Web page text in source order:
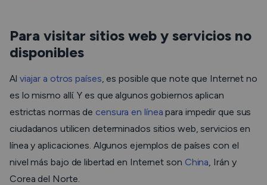
Para visitar sitios web y servicios no
disponibles
Al viajar a otros países, es posible que note que Internet no
es lo mismo allí. Y es que algunos gobiernos aplican
estrictas normas de censura en línea para impedir que sus
ciudadanos utilicen determinados sitios web, servicios en
línea y aplicaciones. Algunos ejemplos de países con el
nivel más bajo de libertad en Internet son China, Irán y
Corea del Norte.